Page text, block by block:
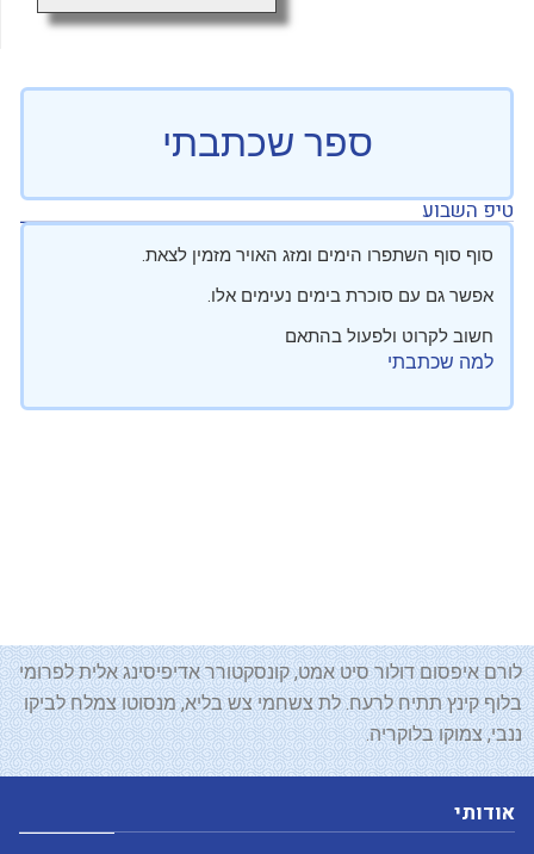
ספר שכתבתי
טיפ השבוע
סוף סוף השתפרו הימים ומזג האויר מזמין לצאת.
אפשר גם עם סוכרת בימים נעימים אלו.
חשוב לקרוט ולפעול בהתאם
למה שכתבתי
לורם איפסום דולור סיט אמט, קונסקטורר אדיפיסינג אלית לפרומי
בלוף קינץ תתיח לרעח. לת צשחמי צש בליא, מנסוטו צמלח לביקו
ננבי, צמוקו בלוקריה.
אודותי